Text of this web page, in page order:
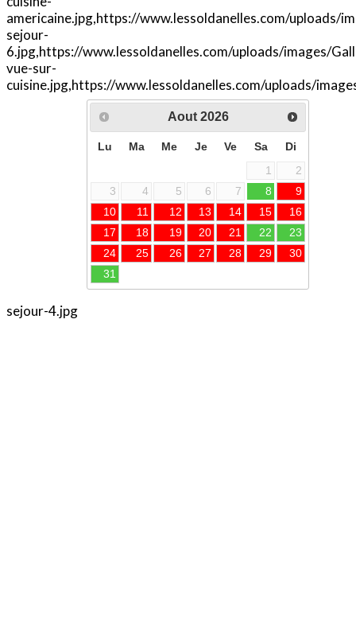
americaine.jpg,https://www.lessoldanelles.com/uploads/
sejour-
6.jpg,https://www.lessoldanelles.com/uploads/images/
vue-sur-
cuisine.jpg,https://www.lessoldanelles.com/uploads/
sejour-4.jpg